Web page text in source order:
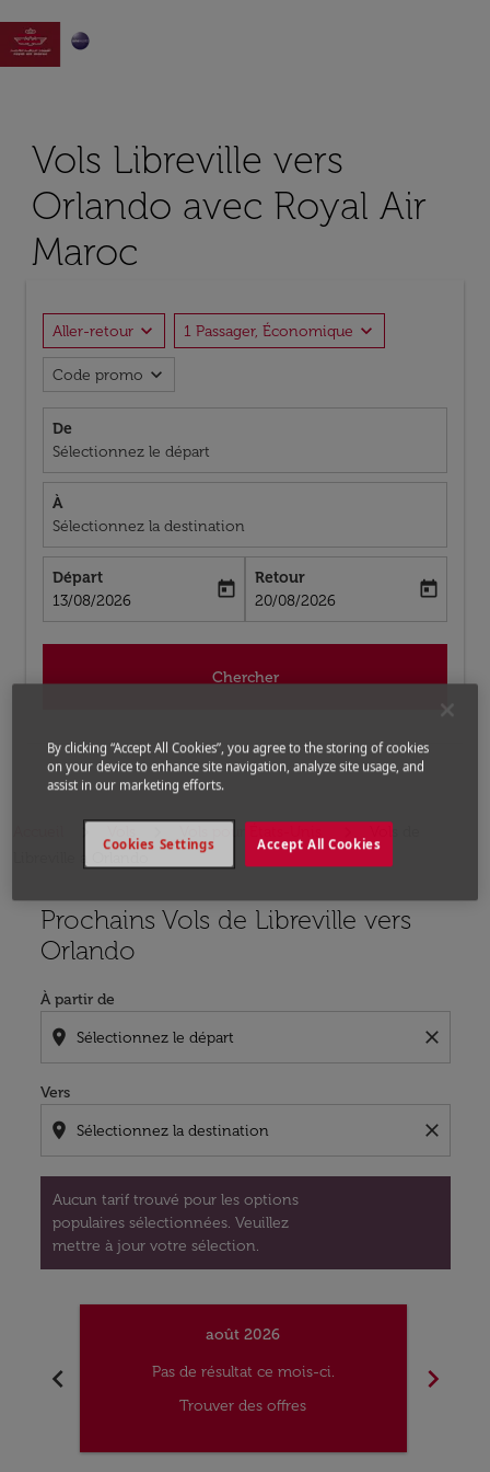

Vols Libreville vers
Orlando avec Royal Air
Maroc
Aller-retour expand_more 1 Passager, Économique expand_more
Code promo expand_more
De
Sélectionnez le départ
À
Sélectionnez la destination
Départ
fc-booking-departure-date-aria-label
13/08/2026
today
Retour
fc-booking-return-date-aria-label
20/08/2026
today
Chercher
Prochains Vols de Libreville vers
Orlando
À partir de
location_on close
Vers
location_on close
Aucun tarif trouvé pour les options
populaires sélectionnées. Veuillez
mettre à jour votre sélection.
Aucun tarif trouvé pour les options populaires
chevron_left
août 2026
Pas de résultat ce mois-ci.
Trouver des offres
chevron_right
By clicking “Accept All Cookies”, you agree to the storing of cookies
on your device to enhance site navigation, analyze site usage, and
assist in our marketing efforts.
Accept All Cookies
Cookies Settings